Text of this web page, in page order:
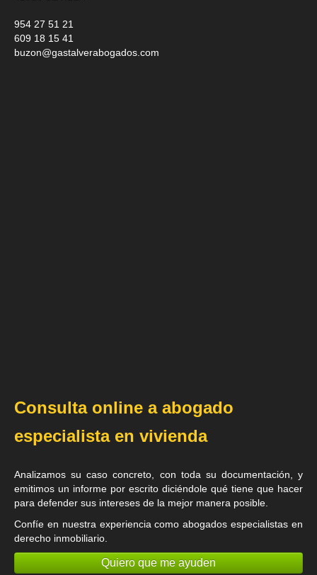
954 27 51 21
609 18 15 41
buzon@gastalverabogados.com
Consulta online a abogado
especialista en vivienda
Analizamos su caso concreto, con toda su documentación, y
emitimos un informe por escrito diciéndole qué tiene que hacer
para defender sus intereses de la mejor manera posible.
Confíe en nuestra experiencia comoabogados especialistas en
derecho inmobiliario
Quiero que me ayuden